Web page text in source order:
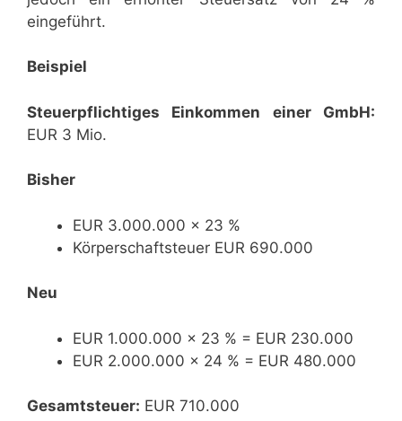
eingeführt.
Beispiel
Steuerpflichtiges Einkommen einer GmbH:
EUR 3 Mio.
Bisher
EUR 3.000.000 × 23 %
Körperschaftsteuer EUR 690.000
Neu
EUR 1.000.000 × 23 % = EUR 230.000
EUR 2.000.000 × 24 % = EUR 480.000
Gesamtsteuer: EUR 710.000